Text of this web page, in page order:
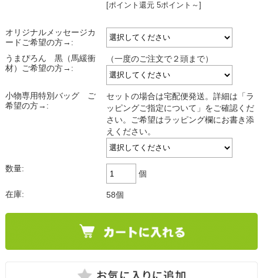
[ポイント還元 5ポイント～]
オリジナルメッセージカ
ードご希望の方→:
うまぴろん 黒（馬緩衝
材）ご希望の方→:
（一度のご注文で２頭まで）
小物専用特別バッグ ご
希望の方→:
セットの場合は宅配便発送。詳細は「ラ
ッピングご指定について」をご確認くだ
さい。ご希望はラッピング欄にお書き添
えください。
数量:
個
在庫: 58個